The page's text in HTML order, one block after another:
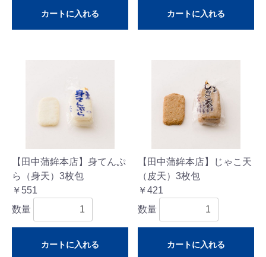
カートに入れる カートに入れる
【田中蒲鉾本店】身てんぷ
ら（身天）3枚包
￥551
数量
カートに入れる
【田中蒲鉾本店】じゃこ天
（皮天）3枚包
￥421
数量
カートに入れる